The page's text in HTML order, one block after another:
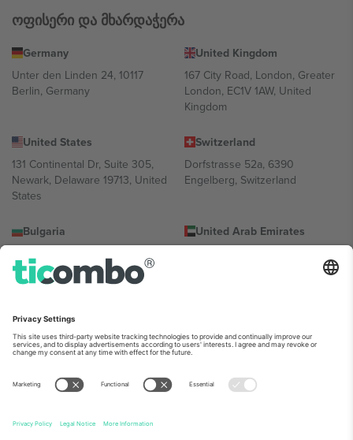
ოფისერი და მხარდაჭერა
Germany
Unter den Linden 24, 10117
Berlin, Germany
United Kingdom
167 City Road, London, Greater
London, EC1V 1AW, United
Kingdom
United States
131 Continental Dr, Suite 305,
Newark, Delaware 19713, United
States
Switzerland
Dorfstrasse 52a, 6390
Engelberg, Switzerland
Bulgaria
Totleben 53-55, 1606 Sofia,
Bulgaria
United Arab Emirates
Building A1, Office 302, Dubai,
Mexico
Av Chapultepec 360, Roma
Norte, Cuauhtémoc, 06700
Ciudad de México, CDMX,
Mexico
პლატფორმის პროვაიდერის იურიდიული პირი იცვლება